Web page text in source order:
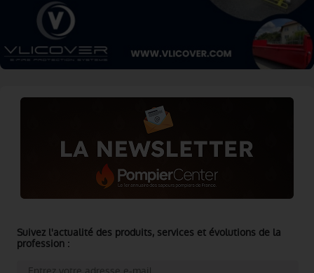
Suivez l'actualité des produits, services et évolutions de la
profession :